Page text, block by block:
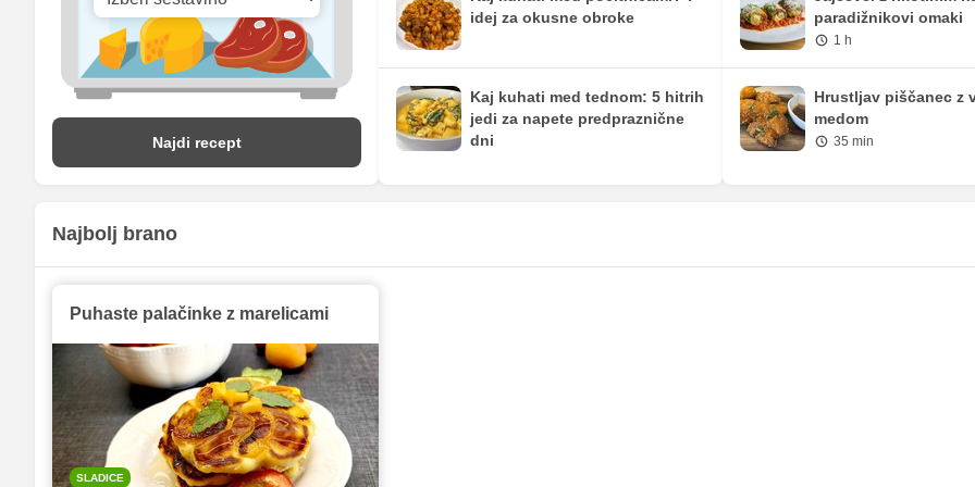
Najdi recept
idej za okusne obroke
Kaj kuhati med tednom: 5 hitrih
jedi za napete predpraznične
dni
paradižnikovi omaki
1 h
Hrustljav piščanec z
medom
35 min
Najbolj brano
Puhaste palačinke z marelicami
SLADICE